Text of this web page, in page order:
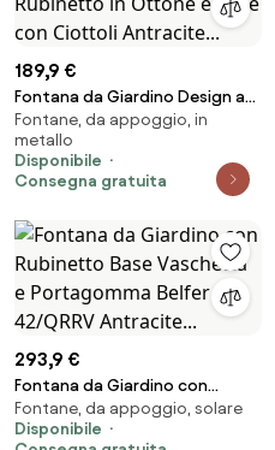
189,9 €
Fontana da Giardino Design a
Colonna Ovale Rubinetto in
Ottone e Base con Ciottoli
Antracite...
Fontane, da appoggio, in
metallo
Disponibile
Consegna gratuita
293,9 €
Fontana da Giardino con
Rubinetto Base Vaschetta e
Portagomma Belfer 42/QRRV
Fontane, da appoggio, solare
Disponibile